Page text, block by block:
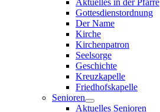
Gottesdienstordnung
Der Name
Kirche
Kirchenpatron
Seelsorge
Geschichte
Kreuzkapelle
Friedhofskapelle
Senioren
Aktuelles Senioren